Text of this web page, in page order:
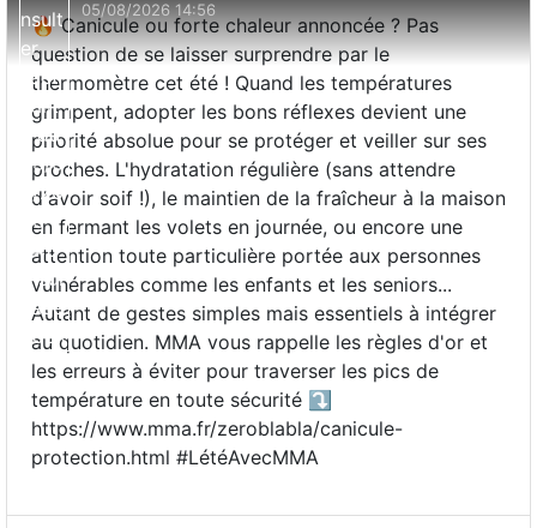
05/08/2026 14:56
🔥 Canicule ou forte chaleur annoncée ? Pas
question de se laisser surprendre par le
thermomètre cet été ! Quand les températures
grimpent, adopter les bons réflexes devient une
priorité absolue pour se protéger et veiller sur ses
proches. L'hydratation régulière (sans attendre
d'avoir soif !), le maintien de la fraîcheur à la maison
en fermant les volets en journée, ou encore une
attention toute particulière portée aux personnes
vulnérables comme les enfants et les seniors...
Autant de gestes simples mais essentiels à intégrer
au quotidien. MMA vous rappelle les règles d'or et
les erreurs à éviter pour traverser les pics de
température en toute sécurité ⤵️
https://www.mma.fr/zeroblabla/canicule-
protection.html #LétéAvecMMA